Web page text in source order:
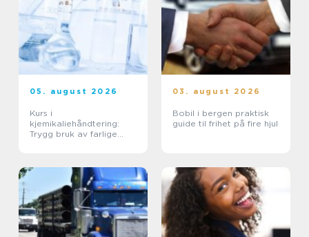
05. august 2026
Kurs i
kjemikaliehåndtering:
Trygg bruk av farlige
03. august 2026
Bobil i bergen praktisk
guide til frihet på fire hjul